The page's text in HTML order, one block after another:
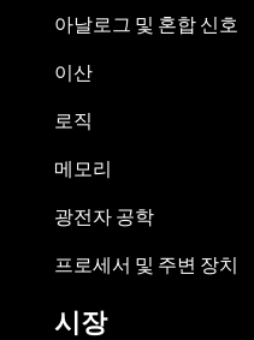
아날로그 및 혼합 신호
이산
로직
메모리
광전자 공학
프로세서 및 주변 장치
시장